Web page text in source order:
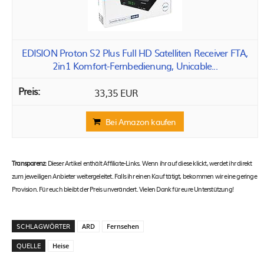
EDISION Proton S2 Plus Full HD Satelliten Receiver FTA,
2in1 Komfort-Fernbedienung, Unicable...
33,35 EUR
Bei Amazon kaufen
Transparenz:Dieser Artikel enthält Affiliate-Links. Wenn ihr auf diese klickt, werdet ihr direkt
zum jeweiligen Anbieter weitergeleitet. Falls ihr einen Kauf tätigt, bekommen wir eine geringe
Provision. Für euch bleibt der Preis unverändert. Vielen Dank für eure Unterstützung!
SCHLAGWÖRTER ARD Fernsehen
QUELLE Heise